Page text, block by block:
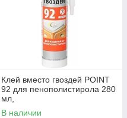
Клей вместо гвоздей POINT
92 для пенополистирола 280
мл,
В наличии